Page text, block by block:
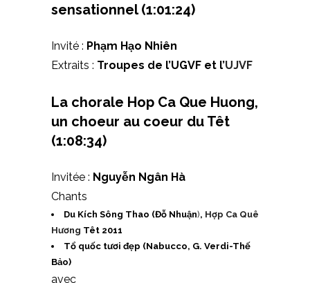
sensationnel (1:01:24)
Invité : Phạm Hạo Nhiên
Extraits : Troupes de l’UGVF et l’UJVF
La chorale Hop Ca Que Huong,
un choeur au coeur du Têt
(1:08:34)
Invitée : Nguyễn Ngân Hà
Chants
Du Kích Sông Thao (Đỗ Nhuận), Hợp Ca Quê
Hương Têt 2011
Tổ quốc tươi đẹp (Nabucco, G. Verdi-Thế
Bảo)
avec